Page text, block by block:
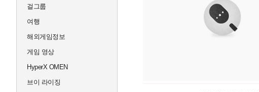
걸그룹
여행
해외게임정보
게임 영상
HyperX OMEN
브이 라이징